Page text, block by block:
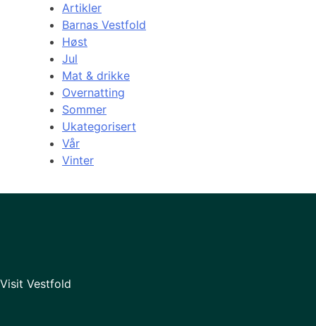
Artikler
Barnas Vestfold
Høst
Jul
Mat & drikke
Overnatting
Sommer
Ukategorisert
Vår
Vinter
Visit Vestfold